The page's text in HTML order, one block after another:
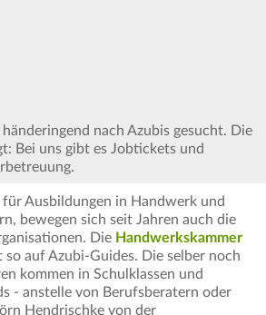
händeringend nach Azubis gesucht. Die
Bei uns gibt es Jobtickets und
Ausbildungen in Handwerk und
bewegen sich seit Jahren auch die
Die Handwerkskammer
so auf Azubi-Guides. Die selber noch
kommen in Schulklassen und
- anstelle von Berufsberatern oder
Hendrischke von der